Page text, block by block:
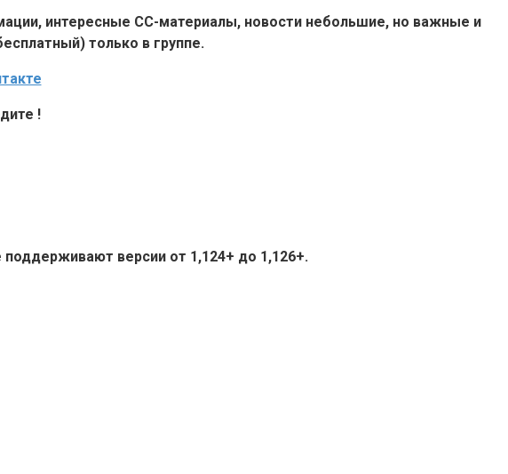
интересные СС-материалы, новости небольшие, но важные и
только в группе.
!
версии от 1,124+ до 1,126+.